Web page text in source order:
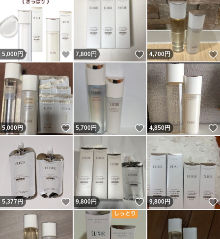
5,000 円 いいね！
7,800円 いいね！
4,700円
5,000円 いいね！
5,700円 いいね！
4,850円
5,377円 いいね！
9,800円 いいね！
9,800円